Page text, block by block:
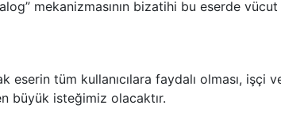
mekanizmasının bizatihi bu eserde vücut
eserin tüm kullanıcılara faydalı olması, işçi
büyük isteğimiz olacaktır.